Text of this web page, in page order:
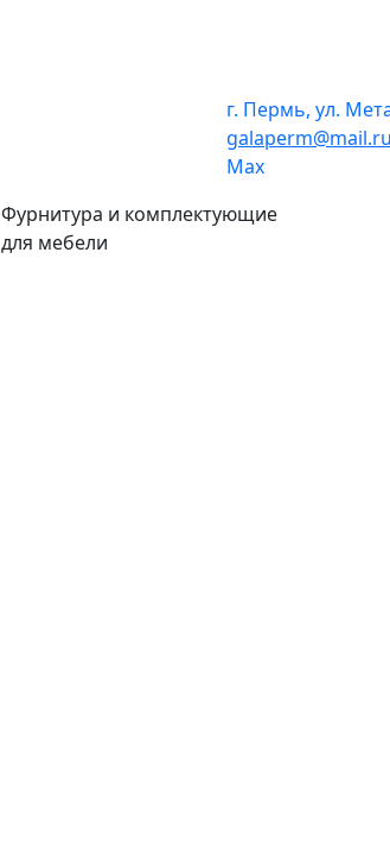
г. Пермь, ул.
galaperm@mail.ru
Мах
Фурнитура и комплектующие
для мебели